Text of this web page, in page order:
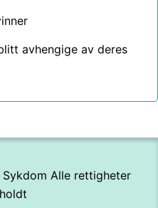
avhengige av deres
Alle rettigheter